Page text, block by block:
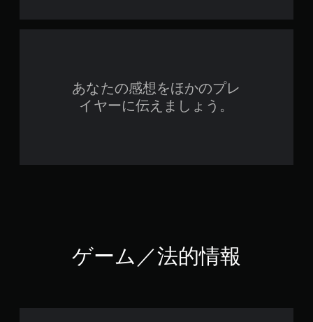
あなたの感想をほかのプレ
イヤーに伝えましょう。
ゲーム／法的情報